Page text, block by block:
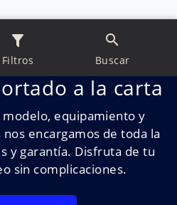
Filtros Buscar
a la carta
modelo, equipamiento y
encargamos de toda la
y garantía. Disfruta de tu
sin complicaciones.